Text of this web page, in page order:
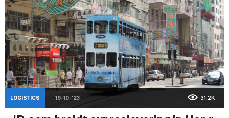
LOGISTICS 19-10-'23 31,2K